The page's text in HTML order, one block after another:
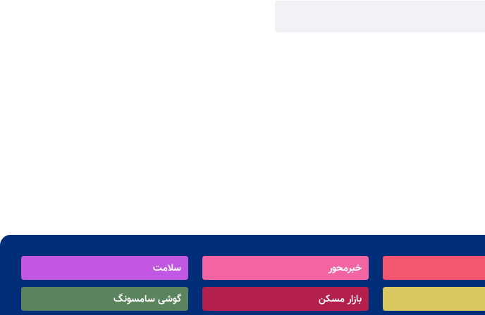
خبرمحور
سلامت
بازار مسکن گوشی سامسونگ